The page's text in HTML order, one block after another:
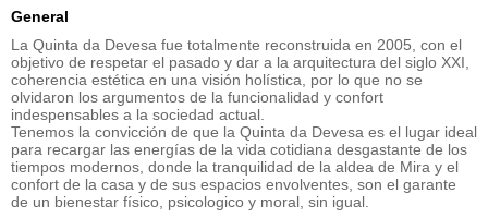
General
La Quinta da Devesa fue totalmente reconstruida en 2005, con el
objetivo de respetar el pasado y dar a la arquitectura del siglo XXI,
coherencia estética en una visión holística, por lo que no se
olvidaron los argumentos de la funcionalidad y confort
indespensables a la sociedad actual.
Tenemos la convicción de que la Quinta da Devesa es el lugar ideal
para recargar las energías de la vida cotidiana desgastante de los
tiempos modernos, donde la tranquilidad de la aldea de Mira y el
confort de la casa y de sus espacios envolventes, son el garante
de un bienestar físico, psicologico y moral, sin igual.